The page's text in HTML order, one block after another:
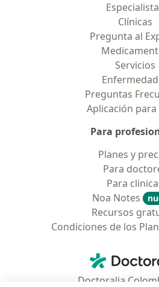
Clínicas
Pregunta al
Servicios
Preguntas
Aplicación
Para
Planes y
Para
Para
Noa Notes
Recursos
Condiciones de los
Doctoralia